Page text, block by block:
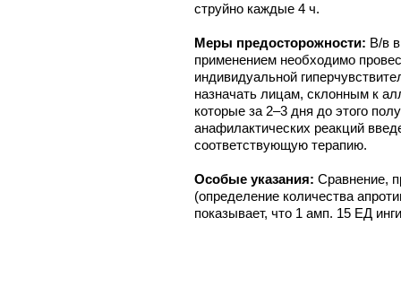
струйно каждые 4 ч.
Меры предосторожности: В/в
применением необходимо
индивидуальной
назначать лицам, склонным к
которые за 2–3 дня до этого
анафилактических реакций
соответствующую терапию.
Особые указания: Сравнение,
(определение количества
показывает, что 1 амп. 15 ЕД